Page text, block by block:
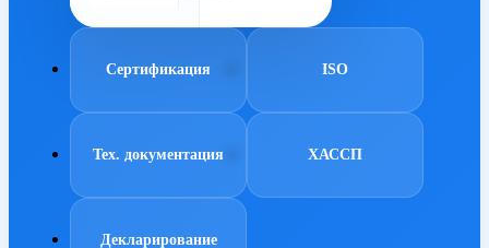
Сертификация ISO
Тех. документация ХАССП
Декларирование